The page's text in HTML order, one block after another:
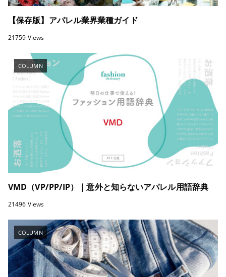
【保存版】アパレル業界業種ガイド
21759 Views
COLUMN
VMD（VP/PP/IP）｜意外と知らないアパレル用語辞典
21496 Views
COLUMN